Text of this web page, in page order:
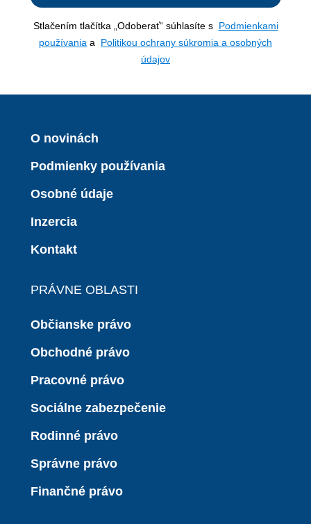
Stlačením tlačítka „Odoberať“ súhlasíte s Podmienkami
používania a Politikou ochrany súkromia a osobných
údajov
O novinách
Podmienky používania
Osobné údaje
Inzercia
Kontakt
PRÁVNE OBLASTI
Občianske právo
Obchodné právo
Pracovné právo
Sociálne zabezpečenie
Rodinné právo
Správne právo
Finančné právo